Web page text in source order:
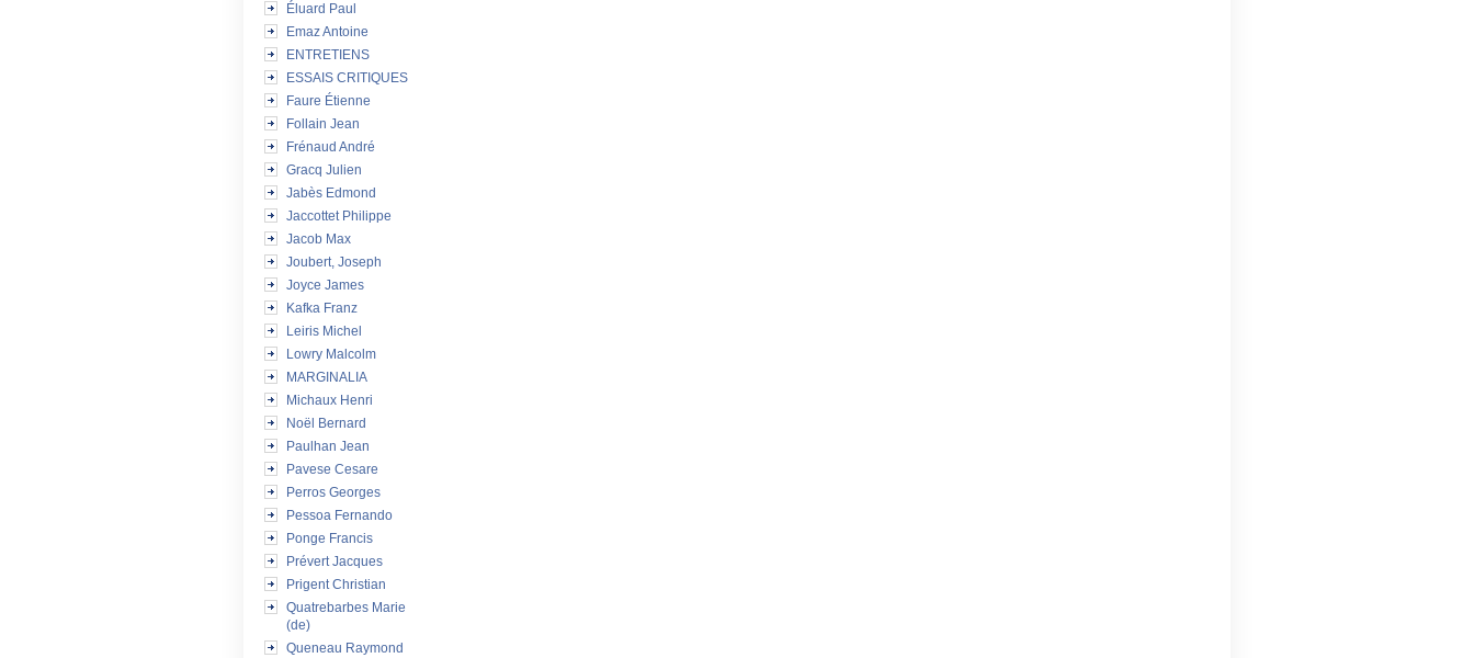
Éluard Paul
Emaz Antoine
ENTRETIENS
ESSAIS CRITIQUES
Faure Étienne
Follain Jean
Frénaud André
Gracq Julien
Jabès Edmond
Jaccottet Philippe
Jacob Max
Joubert, Joseph
Joyce James
Kafka Franz
Leiris Michel
Lowry Malcolm
MARGINALIA
Michaux Henri
Noël Bernard
Paulhan Jean
Pavese Cesare
Perros Georges
Pessoa Fernando
Ponge Francis
Prévert Jacques
Prigent Christian
Quatrebarbes Marie
(de)
Queneau Raymond